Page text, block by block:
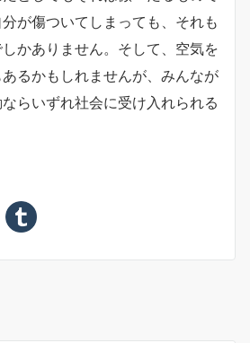
が傷ついてしまっても、それも
かありません。そして、空気を
るかもしれませんが、みんなが
らいずれ社会に受け入れられる